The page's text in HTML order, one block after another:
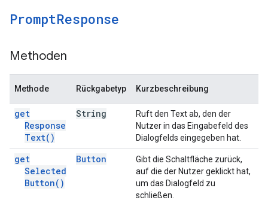
PromptResponse
Methoden
Methode Rückgabetyp Kurzbeschreibung
get
Response
Text( )
String
Ruft den Text ab, den der
Nutzer in das Eingabefeld des
Dialogfelds eingegeben hat.
get
Selected
Button( )
Button
Gibt die Schaltfläche zurück,
auf die der Nutzer geklickt hat,
um das Dialogfeld zu
schließen.